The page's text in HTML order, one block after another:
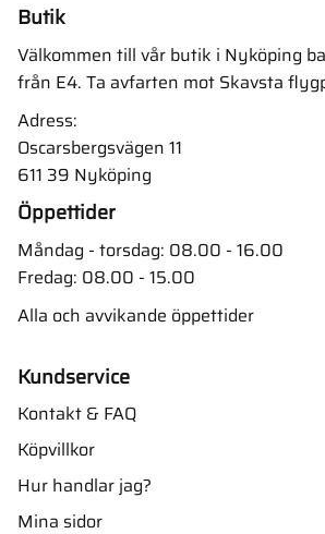
Butik
Välkommen till vår butik i Nyköping
från E4. Ta avfarten mot Skavsta
Adress:
Oscarsbergsvägen 11
611 39 Nyköping
Öppettider
Måndag - torsdag: 08.00 - 16.00
Fredag: 08.00 - 15.00
Alla och avvikande öppettider
Kundservice
Kontakt & FAQ
Köpvillkor
Hur handlar jag?
Mina sidor